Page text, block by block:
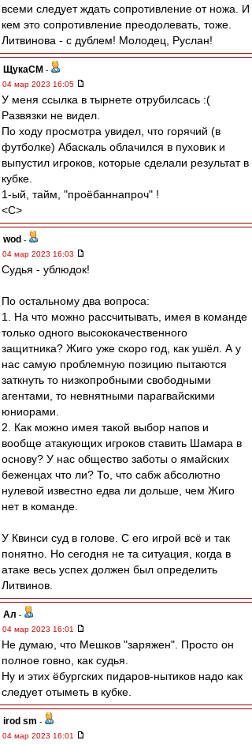
всеми следует ждать сопротивление от ножа. И
кем это сопротивление преодолевать, тоже.
Литвинова - с дублем! Молодец, Руслан!
ЩукаСМ -
04 мар 2023 16:05
У меня ссылка в тырнете отрубилсась :(
Развязки не видел.
По ходу просмотра увидел, что горячий (в
футболке) Абаскаль облачился в пуховик и
выпустил игроков, которые сделали результат в
кубке.
1-ый, тайм, "проёбаннапроч" !
<C>
wod -
04 мар 2023 16:03
Судья - ублюдок!
По остальному два вопроса:
1. На что можно рассчитывать, имея в команде
только одного высококачественного
защитника? Жиго уже скоро год, как ушёл. А у
нас самую проблемную позицию пытаются
заткнуть то низкопробными свободными
агентами, то невнятными парагвайскими
юниорами.
2. Как можно имея такой выбор напов и
вообще атакующих игроков ставить Шамара в
основу? У нас общество заботы о ямайских
беженцах что ли? То, что сабж абсолютно
нулевой известно едва ли дольше, чем Жиго
нет в команде.
У Квинси суд в голове. С его игрой всё и так
понятно. Но сегодня не та ситуация, когда в
атаке весь успех должен был определить
Литвинов.
Ал -
04 мар 2023 16:01
Не думаю, что Мешков "заряжен". Просто он
полное говно, как судья.
Ну и этих ëбургских пидаров-нытиков надо как
следует отыметь в кубке.
irod sm -
04 мар 2023 16:01